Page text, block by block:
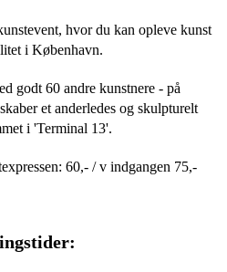
hvor du kan opleve kunst
i København.
godt 60 andre kunstnere - på
et anderledes og skulpturelt
i 'Terminal 13'.
60,- / v indgangen 75,-